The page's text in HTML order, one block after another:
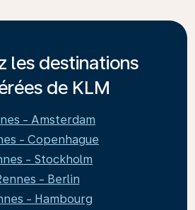
les destinations
de KLM
- Amsterdam
- Copenhague
- Stockholm
- Berlin
- Hambourg